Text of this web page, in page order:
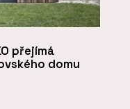
přejímá
domu